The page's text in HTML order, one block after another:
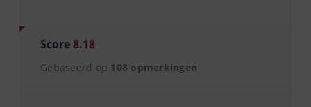
Score 8.18
Gebaseerd op 108 opmerkingen